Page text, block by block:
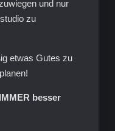
und nur
zu
etwas Gutes zu
besser